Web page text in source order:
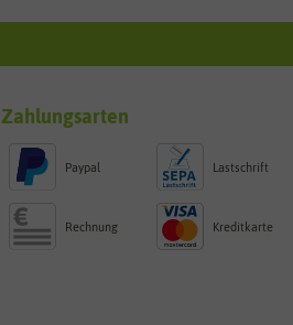
Zahlungsarten
Paypal Lastschrift
Rechnung Kreditkarte